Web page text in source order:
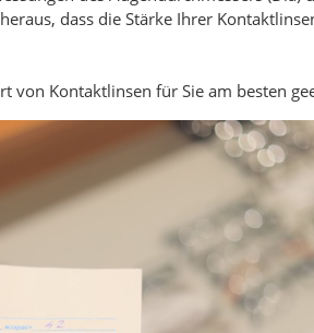
dass die Stärke Ihrer
von Kontaktlinsen für Sie am besten